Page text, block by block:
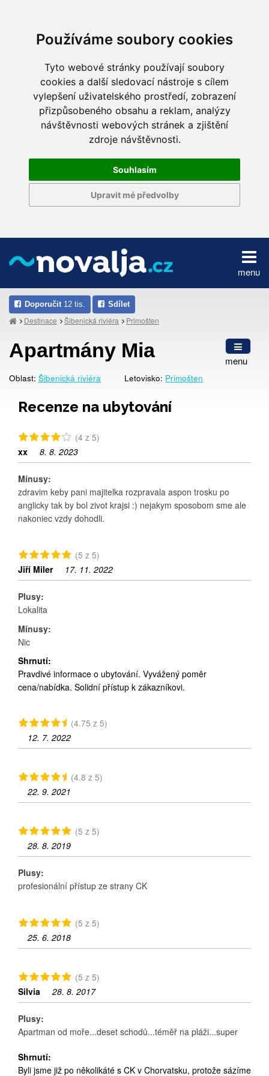
Používáme soubory cookies
Tyto webové stránky používají soubory
cookies a další sledovací nástroje s cílem
vylepšení uživatelského prostředí, zobrazení
přizpůsobeného obsahu a reklam, analýzy
návštěvnosti webových stránek a zjištění
zdroje návštěvnosti.
Souhlasím
Upravit mé předvolby
menu
Doporučit 12 tis. Sdílet
Destinace Šibenická riviéra Primošten
menu
Apartmány Mia
Oblast: Šibenická riviéra Letovisko: Primošten
Recenze na ubytování
(4 z 5)
xx
8. 8. 2023
Mínusy:
zdravim keby pani majitelka rozpravala aspon trosku po
anglicky tak by bol zivot krajsi :) nejakym sposobom sme ale
nakoniec vzdy dohodli.
(5 z 5)
Jiří Miler
17. 11. 2022
Plusy:
Lokalita
Mínusy:
Nic
Shrnutí:
Pravdivé informace o ubytování. Vyvážený poměr
cena/nabídka. Solidní přístup k zákazníkovi.
(4.75 z 5)
12. 7. 2022
(4.8 z 5)
22. 9. 2021
(5 z 5)
28. 8. 2019
Plusy:
profesionální přístup ze strany CK
(5 z 5)
25. 6. 2018
(5 z 5)
Silvia
28. 8. 2017
Plusy:
Apartman od moře...deset schodů...téměř na pláži...super
Shrnutí:
Byli jsme již po několikáté s CK v Chorvatsku, protože sázíme